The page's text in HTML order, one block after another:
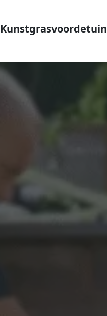
Kunstgrasvoordetuin